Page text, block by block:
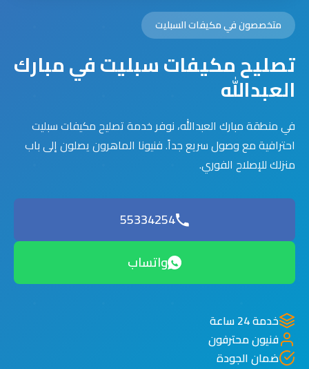
متخصصون في مكيفات السبليت
تصليح مكيفات سبليت في مبارك
العبدالله
في منطقة مبارك العبدالله، نوفر خدمة تصليح مكيفات سبليت
احترافية مع وصول سريع جداً. فنيونا الماهرون يصلون إلى باب
منزلك للإصلاح الفوري.
55334254
واتساب
خدمة 24 ساعة
فنيون محترفون
ضمان الجودة